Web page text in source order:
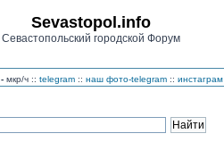
Sevastopol.info
Севастопольский городской Форум
- мкр/ч :: telegram :: наш фото-telegram :: инстаграм